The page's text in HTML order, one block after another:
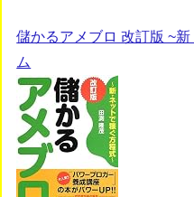
儲かるアメブロ 改訂版 ~
ム